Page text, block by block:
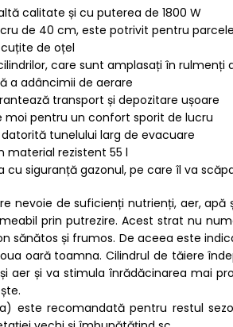
calitate și cu puterea de 1800 W
de 40 cm, este potrivit pentru
de oțel
care sunt amplasați în rulmenți
a adâncimii de aerare
transport și depozitare ușoare
moi pentru un confort sporit de lucru
tunelului larg de evacuare
material rezistent 55 l
cu siguranță gazonul, pe care îl va
nevoie de suficienți nutrienți, aer,
prin putrezire. Acest strat nu
sănătos și frumos. De aceea este
oară toamna. Cilindrul de tăiere
aer și va stimula înrădăcinarea mai
este recomandată pentru restul